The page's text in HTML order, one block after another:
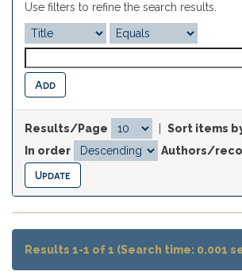
Use filters to refine the search results.
Results/Page
Sort items
In order
Authors/
Results 1-1 of 1 (Search time: 0.001